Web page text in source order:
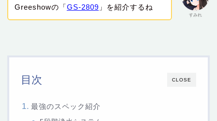
すみれ
Greeshowの「GS-2809 」を紹介するね
CLOSE
目次
最強のスペック紹介